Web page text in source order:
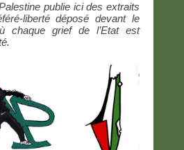
publie ici des extraits
liberté déposé devant le
chaque grief de l’Etat est